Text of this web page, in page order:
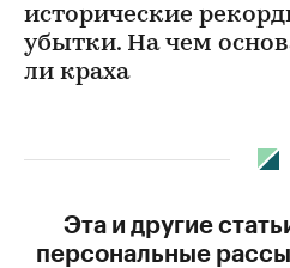
исторические
убытки. На чем
ли краха
Эта и другие
персональные